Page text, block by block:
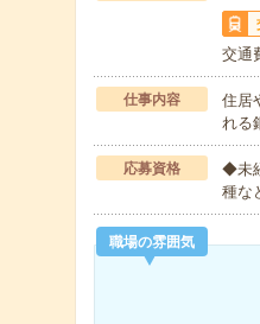
交通
仕事内容
住居
れる
応募資格
◆未
種な
職場の雰囲気